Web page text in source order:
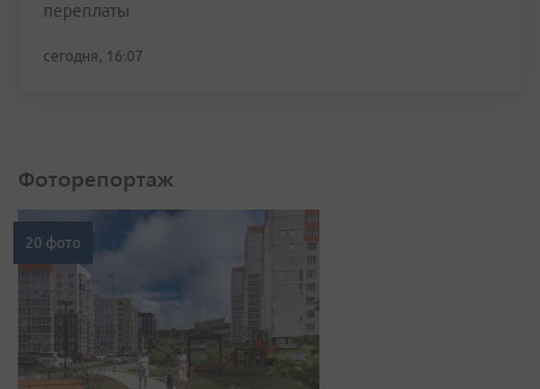
переплаты
сегодня, 16:07
Фоторепортаж
20 фото